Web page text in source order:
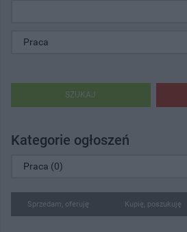
SZUKAJ
Kategorie ogłoszeń
Sprzedam, oferuję Kupię, poszukuję